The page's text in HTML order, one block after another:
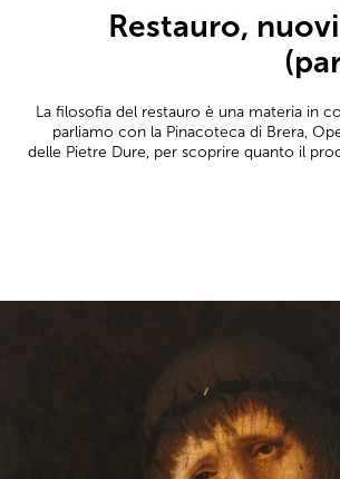
Restauro,
La filosofia del restauro è una materia in
parliamo con la Pinacoteca di Brera,
delle Pietre Dure, per scoprire quanto il